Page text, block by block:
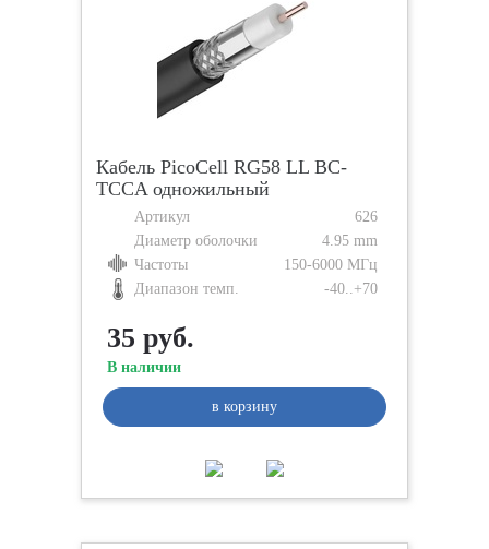
Кабель PicoCell RG58 LL BC-
TCCA одножильный
Артикул
626
Диаметр оболочки
4.95 mm
Частоты
150-6000 МГц
Диапазон темп.
-40..+70
35 руб.
В наличии
в корзину